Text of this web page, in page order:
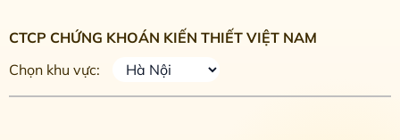
CTCP CHỨNG KHOÁN KIẾN THIẾT VIỆT NAM
Chọn khu vực: